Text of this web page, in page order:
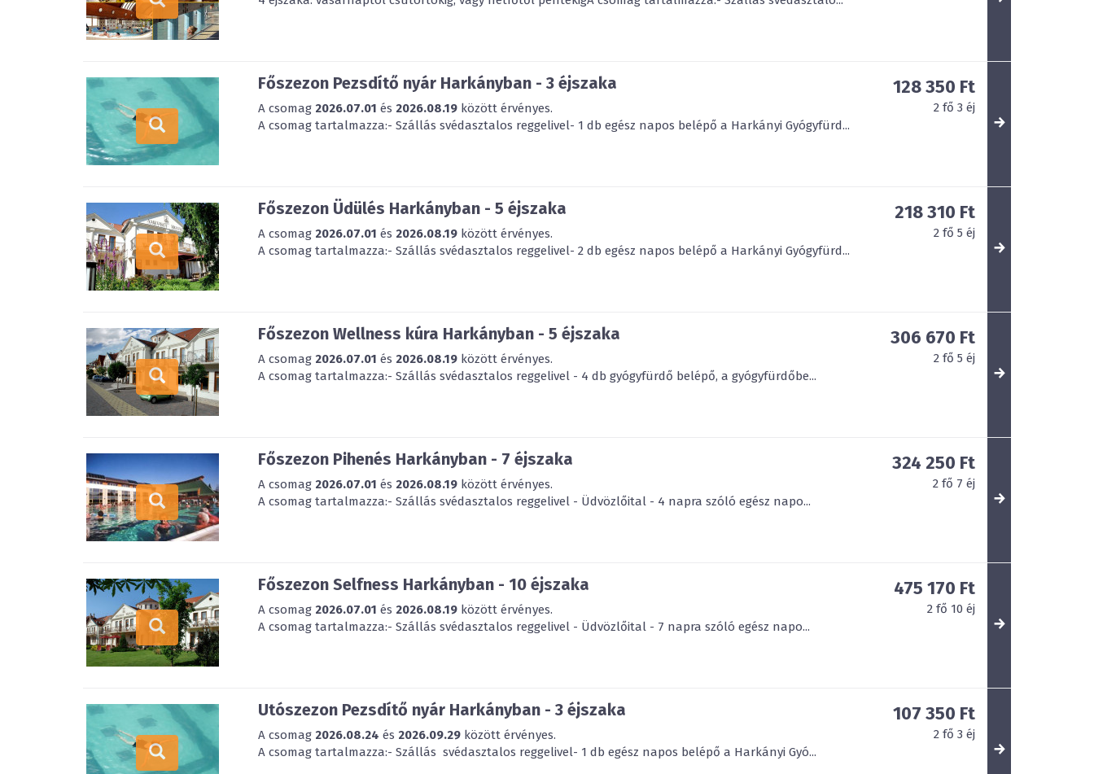
Főszezon Pezsdítő nyár Harkányban - 3 éjszaka
A csomag 2026.07.01 és 2026.08.19 között érvényes.
A csomag tartalmazza:- Szállás svédasztalos reggelivel- 1 db egész napos belépő a Harkányi Gyógyfürd...
128 350 Ft
2 fő 3 éj
Főszezon Üdülés Harkányban - 5 éjszaka
A csomag 2026.07.01 és 2026.08.19 között érvényes.
A csomag tartalmazza:- Szállás svédasztalos reggelivel- 2 db egész napos belépő a Harkányi Gyógyfürd...
218 310 Ft
2 fő 5 éj
Főszezon Wellness kúra Harkányban - 5 éjszaka
A csomag 2026.07.01 és 2026.08.19 között érvényes.
A csomag tartalmazza:- Szállás svédasztalos reggelivel - 4 db gyógyfürdő belépő, a gyógyfürdőbe...
306 670 Ft
2 fő 5 éj
Főszezon Pihenés Harkányban - 7 éjszaka
A csomag 2026.07.01 és 2026.08.19 között érvényes.
A csomag tartalmazza:- Szállás svédasztalos reggelivel - Üdvözlőital - 4 napra szóló egész napo...
324 250 Ft
2 fő 7 éj
Főszezon Selfness Harkányban - 10 éjszaka
A csomag 2026.07.01 és 2026.08.19 között érvényes.
A csomag tartalmazza:- Szállás svédasztalos reggelivel - Üdvözlőital - 7 napra szóló egész napo...
475 170 Ft
2 fő 10 éj
Utószezon Pezsdítő nyár Harkányban - 3 éjszaka
A csomag 2026.08.24 és 2026.09.29 között érvényes.
A csomag tartalmazza:- Szállás svédasztalos reggelivel- 1 db egész napos belépő a Harkányi Gyó...
107 350 Ft
2 fő 3 éj